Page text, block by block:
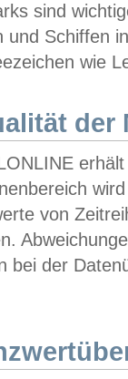
sind
und Schiffen
wie
der
von
bei der